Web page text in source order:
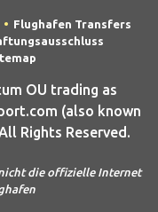
Flughafen Transfers
OU trading as
(also known
Rights Reserved.
nicht die offizielle Internet